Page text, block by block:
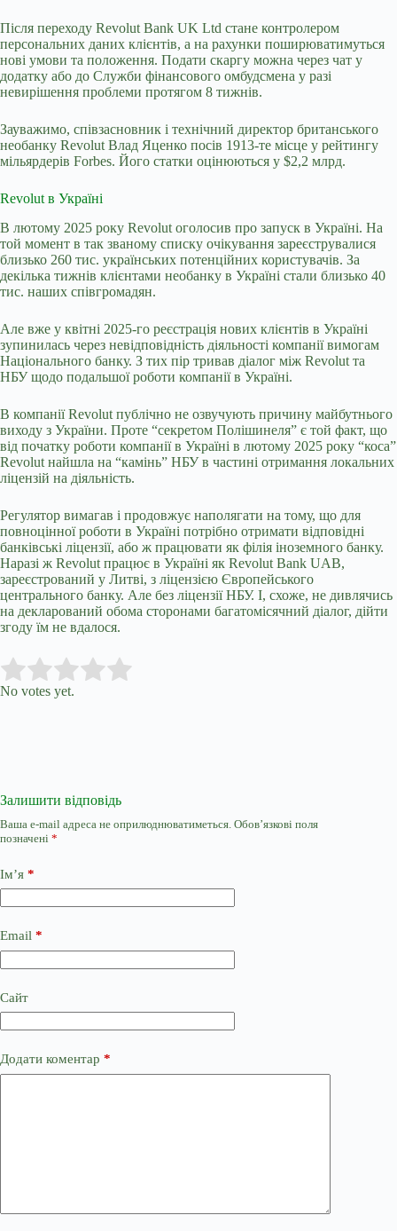
Після переходу Revolut Bank UK Ltd стане контролером
персональних даних клієнтів, а на рахунки поширюватимуться
нові умови та положення. Подати скаргу можна через чат у
додатку або до Служби фінансового омбудсмена у разі
невирішення проблеми протягом 8 тижнів.
Зауважимо, співзасновник і технічний директор британського
необанку Revolut Влад Яценко посів 1913-те місце у рейтингу
мільярдерів Forbes. Його статки оцінюються у $2,2 млрд.
Revolut в Україні
В лютому 2025 року Revolut оголосив про запуск в Україні. На
той момент в так званому списку очікування зареєструвалися
близько 260 тис. українських потенційних користувачів. За
декілька тижнів клієнтами необанку в Україні стали близько 40
тис. наших співгромадян.
Але вже у квітні 2025-го реєстрація нових клієнтів в Україні
зупинилась через невідповідність діяльності компанії вимогам
Національного банку. З тих пір тривав діалог між Revolut та
НБУ щодо подальшої роботи компанії в Україні.
В компанії Revolut публічно не озвучують причину майбутнього
виходу з України. Проте “секретом Полішинеля” є той факт, що
від початку роботи компанії в Україні в лютому 2025 року “коса”
Revolut найшла на “камінь” НБУ в частині отримання локальних
ліцензій на діяльність.
Регулятор вимагав і продовжує наполягати на тому, що для
повноцінної роботи в Україні потрібно отримати відповідні
банківські ліцензії, або ж працювати як філія іноземного банку.
Наразі ж Revolut працює в Україні як Revolut Bank UAB,
зареєстрований у Литві, з ліцензією Європейського
центрального банку. Але без ліцензії НБУ. І, схоже, не дивлячись
на декларований обома сторонами багатомісячний діалог, дійти
згоду їм не вдалося.
Rate this item:
No votes yet.
Залишити відповідь
Ваша e-mail адреса не оприлюднюватиметься. Обов’язкові поля
позначені *
Ім’я *
Email *
Сайт
Додати коментар *